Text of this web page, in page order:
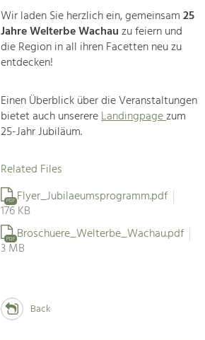
Wir laden Sie herzlich ein, gemeinsam25
Jahre Welterbe Wachauzu feiern und
die Region in all ihren Facetten neu zu
entdecken!
Einen Überblick über die Veranstaltungen
bietet auch unserereLandingpagezum
25-Jahr Jubiläum.
Related Files
PDF Flyer_Jubilaeumsprogramm.pdf
176 KB
PDF Broschuere_Welterbe_Wachau.pdf
3 MB
Back